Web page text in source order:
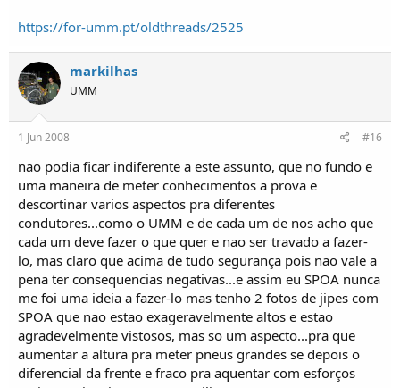
https://for-umm.pt/oldthreads/2525
markilhas
UMM
1 Jun 2008 #16
nao podia ficar indiferente a este assunto, que no fundo e
uma maneira de meter conhecimentos a prova e
descortinar varios aspectos pra diferentes
condutores...como o UMM e de cada um de nos acho que
cada um deve fazer o que quer e nao ser travado a fazer-
lo, mas claro que acima de tudo segurança pois nao vale a
pena ter consequencias negativas...e assim eu SPOA nunca
me foi uma ideia a fazer-lo mas tenho 2 fotos de jipes com
SPOA que nao estao exageravelmente altos e estao
agradevelmente vistosos, mas so um aspecto...pra que
aumentar a altura pra meter pneus grandes se depois o
diferencial da frente e fraco pra aquentar com esforços